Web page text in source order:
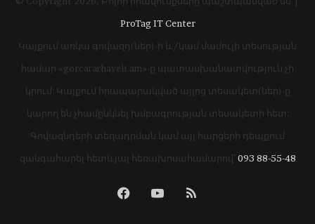
ProTag IT Center
Կայքում առկա գովազդ(ներ)-ի և/կամ մամուլի տեսության
համար «gorcararhayeli.am»-ը պատասխանատվություն չի
կրում: Կայքում հրապարակված այլոց տեսակետ(ներ)-ը
կարող են չհամընկնել խմբագրության տեսակետի հետ:
Գովազնդերի տեղադրման կամ այլ հարցերի դեպքում
զանգահարել հետևյալ հեռախոսահամարով՝ 093 88-55-48
FacebookYouTube